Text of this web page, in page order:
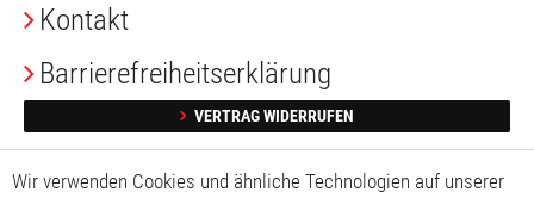
Kontakt
Barrierefreiheitserklärung
VERTRAG WIDERRUFEN
Impressum
Wir verwenden Cookies und ähnliche Technologien auf unserer